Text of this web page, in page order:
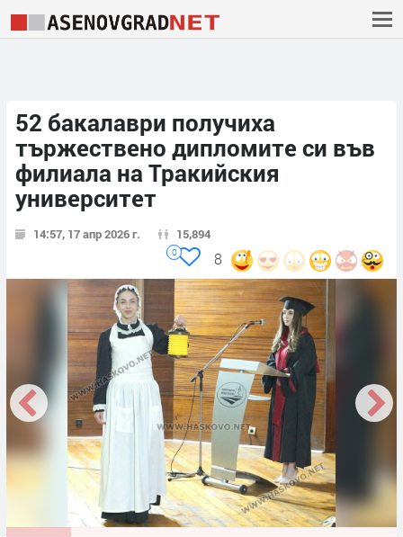
52 бакалаври получиха
тържествено дипломите си във
филиала на Тракийския
университет
14:57, 17 апр 2026 г. 15,894
8
0